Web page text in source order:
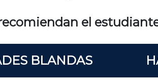
el
BLANDAS